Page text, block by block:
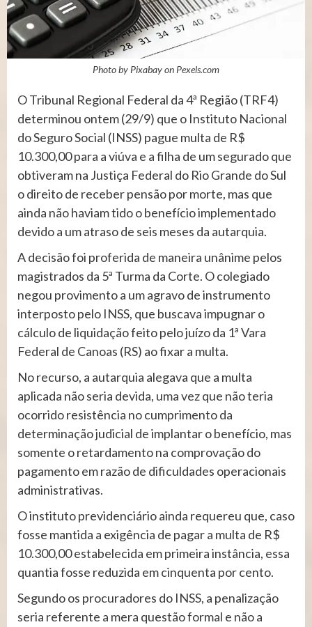
Photo by Pixabay on Pexels.com
O Tribunal Regional Federal da 4ª Região (TRF4)
determinou ontem (29/9) que o Instituto Nacional
do Seguro Social (INSS) pague multa de R$
10.300,00 para a viúva e a filha de um segurado que
obtiveram na Justiça Federal do Rio Grande do Sul
o direito de receber pensão por morte, mas que
ainda não haviam tido o benefício implementado
devido a um atraso de seis meses da autarquia.
A decisão foi proferida de maneira unânime pelos
magistrados da 5ª Turma da Corte. O colegiado
negou provimento a um agravo de instrumento
interposto pelo INSS, que buscava impugnar o
cálculo de liquidação feito pelo juízo da 1ª Vara
Federal de Canoas (RS) ao fixar a multa.
No recurso, a autarquia alegava que a multa
aplicada não seria devida, uma vez que não teria
ocorrido resistência no cumprimento da
determinação judicial de implantar o benefício, mas
somente o retardamento na comprovação do
pagamento em razão de dificuldades operacionais
administrativas.
O instituto previdenciário ainda requereu que, caso
fosse mantida a exigência de pagar a multa de R$
10.300,00 estabelecida em primeira instância, essa
quantia fosse reduzida em cinquenta por cento.
Segundo os procuradores do INSS, a penalização
seria referente a mera questão formal e não a